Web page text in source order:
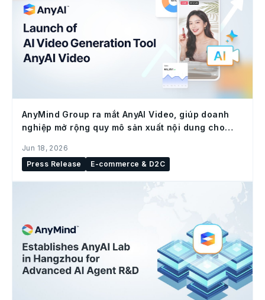
AnyMind Group ra mắt AnyAI Video, giúp doanh
nghiệp mở rộng quy mô sản xuất nội dung cho
Jun 18, 2026
Press Release
E-commerce & D2C